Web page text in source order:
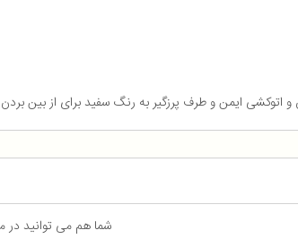
ایمن و طرف پرزگیر به رنگ سفید برای از بین
شما هم می توانید